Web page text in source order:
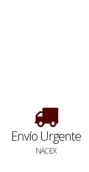
Envío Urgente
NACEX